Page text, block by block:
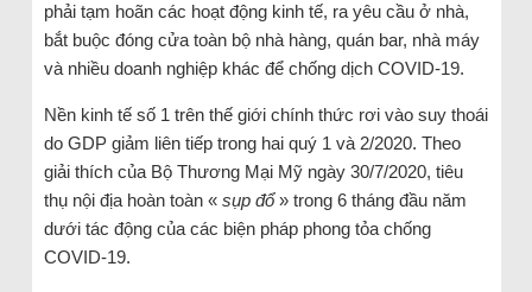
phải tạm hoãn các hoạt động kinh tế, ra yêu cầu ở nhà,
bắt buộc đóng cửa toàn bộ nhà hàng, quán bar, nhà máy
và nhiều doanh nghiệp khác để chống dịch COVID-19.
Nền kinh tế số 1 trên thế giới chính thức rơi vào suy thoái
do GDP giảm liên tiếp trong hai quý 1 và 2/2020. Theo
giải thích của Bộ Thương Mại Mỹ ngày 30/7/2020, tiêu
thụ nội địa hoàn toàn « sụp đổ» trong 6 tháng đầu năm
dưới tác động của các biện pháp phong tỏa chống
COVID-19.